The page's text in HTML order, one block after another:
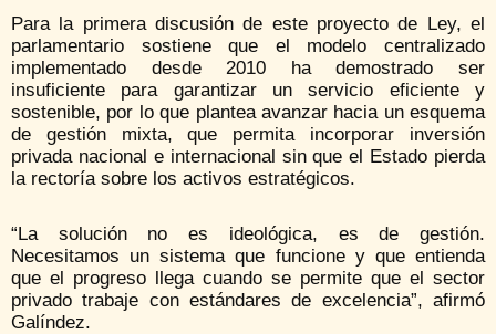
Para la primera discusión de este proyecto de Ley, el
parlamentario sostiene que el modelo centralizado
implementado desde 2010 ha demostrado ser
insuficiente para garantizar un servicio eficiente y
sostenible, por lo que plantea avanzar hacia un esquema
de gestión mixta, que permita incorporar inversión
privada nacional e internacional sin que el Estado pierda
la rectoría sobre los activos estratégicos.
“La solución no es ideológica, es de gestión.
Necesitamos un sistema que funcione y que entienda
que el progreso llega cuando se permite que el sector
privado trabaje con estándares de excelencia”, afirmó
Galíndez.